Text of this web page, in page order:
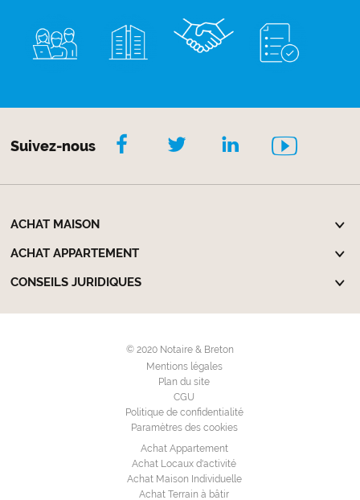
Suivez-nous
ACHAT MAISON
ACHAT APPARTEMENT
CONSEILS JURIDIQUES
© 2020 Notaire & Breton
Mentions légales
Plan du site
CGU
Politique de confidentialité
Paramètres des cookies
Achat Appartement
Achat Locaux d'activité
Achat Maison Individuelle
Achat Terrain à bâtir